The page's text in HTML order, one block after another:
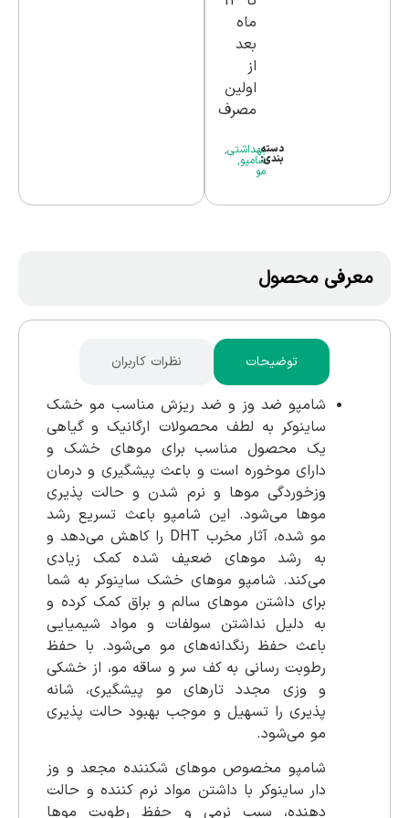
ماه
بعد
از
اولین
مصرف
بهداشتی,
شامپو,
مو
دسته
بندی:
معرفی محصول
توضیحات نظرات کاربران
شامپو ضد وز و ضد ریزش مناسب مو خشک
ساینوکر به لطف محصولات ارگانیک و گیاهی
یک محصول مناسب برای موهای خشک و
دارای موخوره است و باعث پیشگیری و درمان
وزخوردگی موها و نرم شدن و حالت پذیری
موها می‌شود. این شامپو باعث تسریع رشد
مو شده، آثار مخرب DHT را کاهش می‌دهد و
به رشد موهای ضعیف شده کمک زیادی
می‌کند. شامپو موهای خشک ساینوکر به شما
برای داشتن موهای سالم و براق کمک کرده و
به دلیل نداشتن سولفات و مواد شیمیایی
باعث حفظ رنگدانه‌های مو می‌شود. با حفظ
رطوبت رسانی به کف سر و ساقه مو، از خشکی
و وزی مجدد تارهای مو پیشگیری، شانه
پذیری را تسهیل و موجب بهبود حالت پذیری
مو می‌شود.
شامپو مخصوص موهای شکننده مجعد و وز
دار ساینوکر با داشتن مواد نرم کننده و حالت
دهنده، سبب نرمی و حفظ رطوبت موها